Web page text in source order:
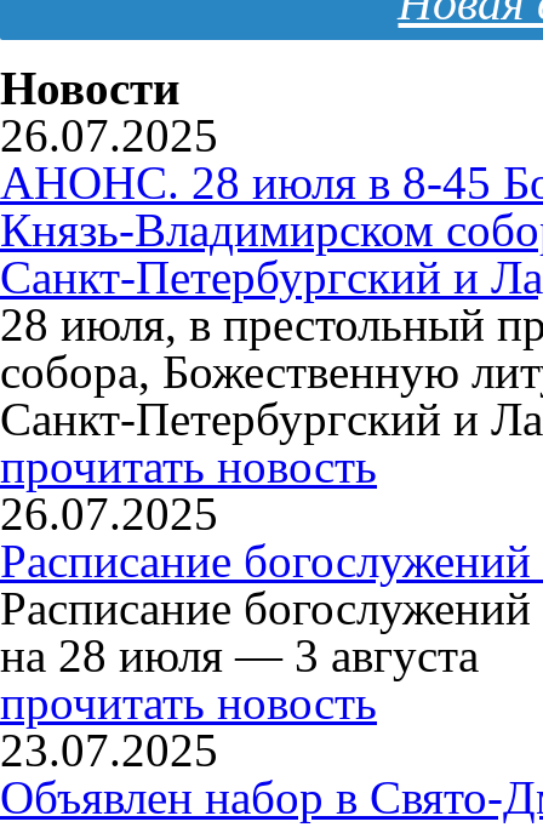
Новости
26.07.2025
АНОНС. 28 июля в 8-45
Князь-Владимирском
Санкт-Петербургский и
28 июля, в престольный
собора, Божественную
Санкт-Петербургский и
прочитать новость
26.07.2025
Расписание
Расписание
на 28 июля — 3 августа
прочитать новость
23.07.2025
Объявлен набор в Свято-